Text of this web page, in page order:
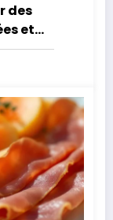
des
et